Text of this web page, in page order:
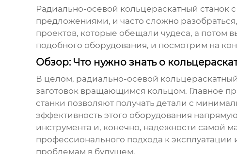
Радиально-осевой кольцераскатный станок
предложениями, и часто сложно
проектов, которые обещали чудеса, а потом
подобного оборудования, и посмотрим на
Обзор: Что нужно знать о
В целом, радиально-осевой
заготовок вращающимся кольцом. Главное
станки позволяют получать детали с
эффективность этого оборудования
инструмента и, конечно, надежности самой
профессионального подхода к
проблемам в будущем.